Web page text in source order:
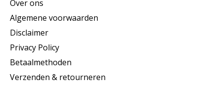
Over ons
Algemene voorwaarden
Disclaimer
Privacy Policy
Betaalmethoden
Verzenden & retourneren